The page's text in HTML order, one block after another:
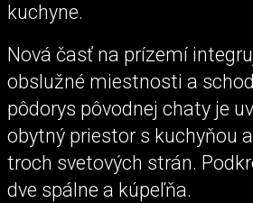
kuchyne.
Nová časť na prízemí
obslužné miestnosti a
pôdorys pôvodnej chaty je
obytný priestor s kuchyňou
troch svetových strán.
dve spálne a kúpeľňa.